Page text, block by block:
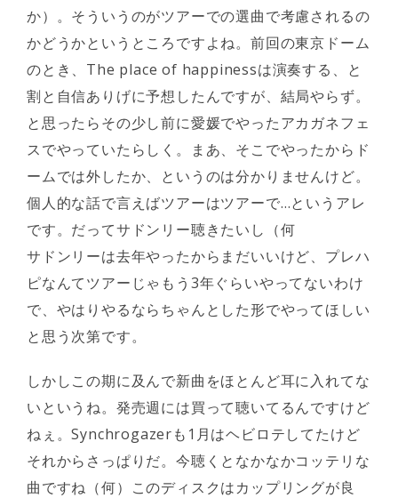
か）。そういうのがツアーでの選曲で考慮されるの
かどうかというところですよね。前回の東京ドーム
のとき、The place of happinessは演奏する、と
割と自信ありげに予想したんですが、結局やらず。
と思ったらその少し前に愛媛でやったアカガネフェ
スでやっていたらしく。まあ、そこでやったからド
ームでは外したか、というのは分かりませんけど。
個人的な話で言えばツアーはツアーで…というアレ
です。だってサドンリー聴きたいし（何
サドンリーは去年やったからまだいいけど、プレハ
ピなんてツアーじゃもう3年ぐらいやってないわけ
で、やはりやるならちゃんとした形でやってほしい
と思う次第です。
しかしこの期に及んで新曲をほとんど耳に入れてな
いというね。発売週には買って聴いてるんですけど
ねぇ。Synchrogazerも1月はヘビロテしてたけど
それからさっぱりだ。今聴くとなかなかコッテリな
曲ですね（何）このディスクはカップリングが良